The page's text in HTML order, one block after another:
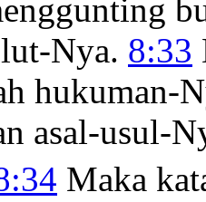
Nya. 8:33
hukuman-
asal-usul-
Maka